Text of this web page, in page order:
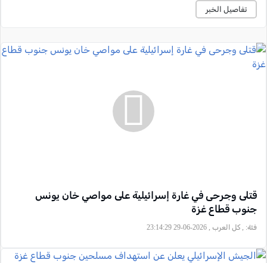
تفاصيل الخبر
قتلى وجرحى في غارة إسرائيلية على مواصي خان يونس
جنوب قطاع غزة
فئة: , كل العرب , 2026-06-29 23:14:29